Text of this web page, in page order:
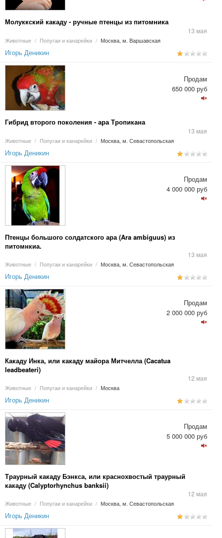
Молуккский какаду - ручные птенцы из питомника
13 мая
Животные / Попугаи и канарейки / Москва, м. Варшавская
Игорь Деникин
Гибрид второго поколения - ара Тропикана
13 мая
Животные / Попугаи и канарейки / Москва, м. Севастопольская
Продам
650 000 руб
Игорь Деникин
Птенцы большого солдатского ара (Ara ambiguus) из
питомнкиа.
13 мая
Животные / Попугаи и канарейки / Москва, м. Севастопольская
Продам
4 000 000 руб
Игорь Деникин
Какаду Инка, или какаду майора Митчелла (Cacatua
leadbeateri)
12 мая
Животные / Попугаи и канарейки / Москва
Продам
2 000 000 руб
Игорь Деникин
Траурный какаду Бэнкса, или краснохвостый траурный
какаду (Calyptorhynchus banksii)
12 мая
Животные / Попугаи и канарейки / Москва, м. Севастопольская
Продам
5 000 000 руб
Игорь Деникин